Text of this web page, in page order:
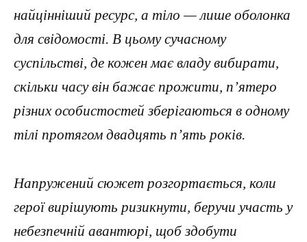
найцінніший ресурс, а тіло — лише оболонка
для свідомості. В цьому сучасному
суспільстві, де кожен має владу вибирати,
скільки часу він бажає прожити, п’ятеро
різних особистостей зберігаються в одному
тілі протягом двадцять п’ять років.
Напружений сюжет розгортається, коли
герої вирішують ризикнути, беручи участь у
небезпечній авантюрі, щоб здобути